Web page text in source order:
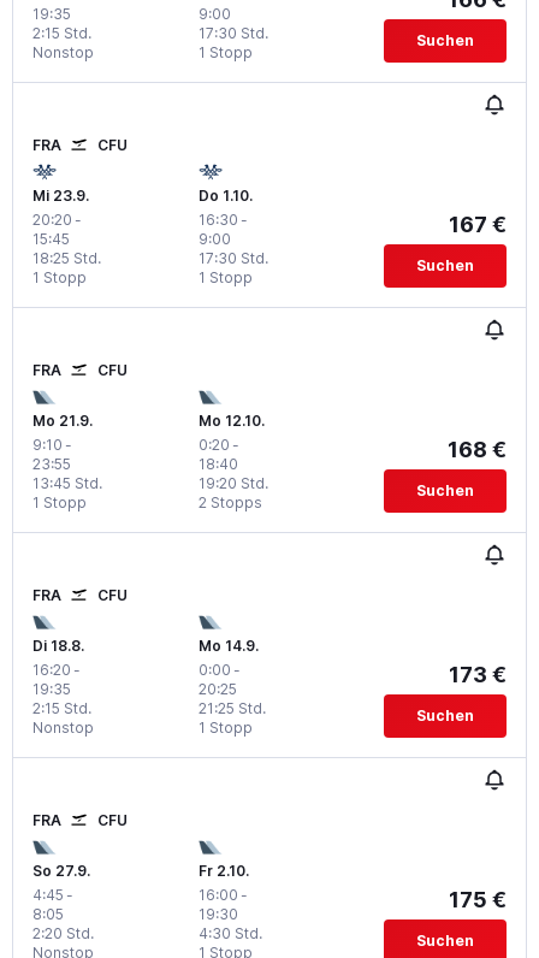
19:35
Nonstop
2:15 Std.
9:00
1 Stopp
17:30 Std. Suchen
FRA CFU
Mi 23.9.
20:20 -
15:45
1 Stopp
18:25 Std.
Do 1.10.
16:30 -
9:00
1 Stopp
17:30 Std.
167 €
Suchen
FRA CFU
Mo 21.9.
9:10 -
23:55
1 Stopp
13:45 Std.
Mo 12.10.
0:20 -
18:40
2 Stopps
19:20 Std.
168 €
Suchen
FRA CFU
Di 18.8.
16:20 -
19:35
Nonstop
2:15 Std.
Mo 14.9.
0:00 -
20:25
1 Stopp
21:25 Std.
173 €
Suchen
FRA CFU
So 27.9.
4:45 -
8:05
Nonstop
2:20 Std.
Fr 2.10.
16:00 -
19:30
1 Stopp
4:30 Std.
175 €
Suchen